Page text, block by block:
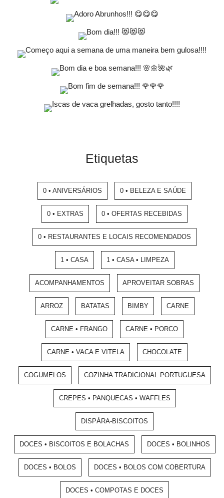
Etiquetas
0 • ANIVERSÁRIOS 0 • BELEZA E SAÚDE
0 • EXTRAS 0 • OFERTAS RECEBIDAS
0 • RESTAURANTES E LOCAIS RECOMENDADOS
1 • CASA 1 • CASA • LIMPEZA
ACOMPANHAMENTOS APROVEITAR SOBRAS
ARROZ BATATAS BIMBY CARNE
CARNE • FRANGO CARNE • PORCO
CARNE • VACA E VITELA CHOCOLATE
COGUMELOS COZINHA TRADICIONAL PORTUGUESA
CREPES • PANQUECAS • WAFFLES
DISPÁRA-BISCOITOS
DOCES • BISCOITOS E BOLACHAS DOCES • BOLINHOS
DOCES • BOLOS DOCES • BOLOS COM COBERTURA
DOCES • COMPOTAS E DOCES